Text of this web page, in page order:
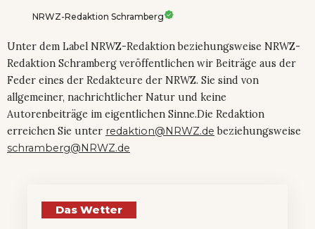
NRWZ-Redaktion Schramberg
Unter dem Label NRWZ-Redaktion beziehungsweise NRWZ-
Redaktion Schramberg veröffentlichen wir Beiträge aus der
Feder eines der Redakteure der NRWZ. Sie sind von
allgemeiner, nachrichtlicher Natur und keine
Autorenbeiträge im eigentlichen Sinne.Die Redaktion
erreichen Sie unter redaktion@NRWZ.de beziehungsweise
schramberg@NRWZ.de
Das Wetter